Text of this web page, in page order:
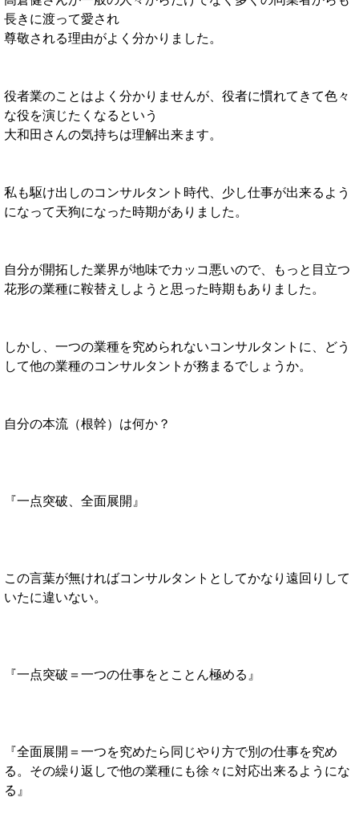
長きに渡って愛され
尊敬される理由がよく分かりました。
役者業のことはよく分かりませんが、役者に慣れてきて色々
な役を演じたくなるという
大和田さんの気持ちは理解出来ます。
私も駆け出しのコンサルタント時代、少し仕事が出来るよう
になって天狗になった時期がありました。
自分が開拓した業界が地味でカッコ悪いので、もっと目立つ
花形の業種に鞍替えしようと思った時期もありました。
しかし、一つの業種を究められないコンサルタントに、どう
して他の業種のコンサルタントが務まるでしょうか。
自分の本流（根幹）は何か？
『一点突破、全面展開』
この言葉が無ければコンサルタントとしてかなり遠回りして
いたに違いない。
『一点突破＝一つの仕事をとことん極める』
『全面展開＝一つを究めたら同じやり方で別の仕事を究め
る。その繰り返しで他の業種にも徐々に対応出来るようにな
る』